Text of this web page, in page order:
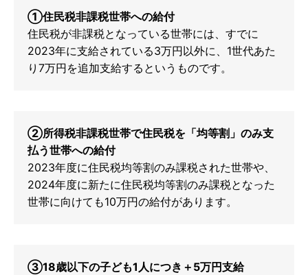
①住民税非課税世帯への給付
住民税が非課税となっている世帯には、すでに
2023年に支給されている3万円以外に、1世代あた
り7万円を追加支給するというものです。
➁所得税非課税世帯で住民税を「均等割」のみ支
払う世帯への給付
2023年度に住民税均等割のみ課税された世帯や、
2024年度に新たに住民税均等割のみ課税となった
世帯に向けても10万円の給付があります。
➂18歳以下の子ども1人につき＋5万円支給